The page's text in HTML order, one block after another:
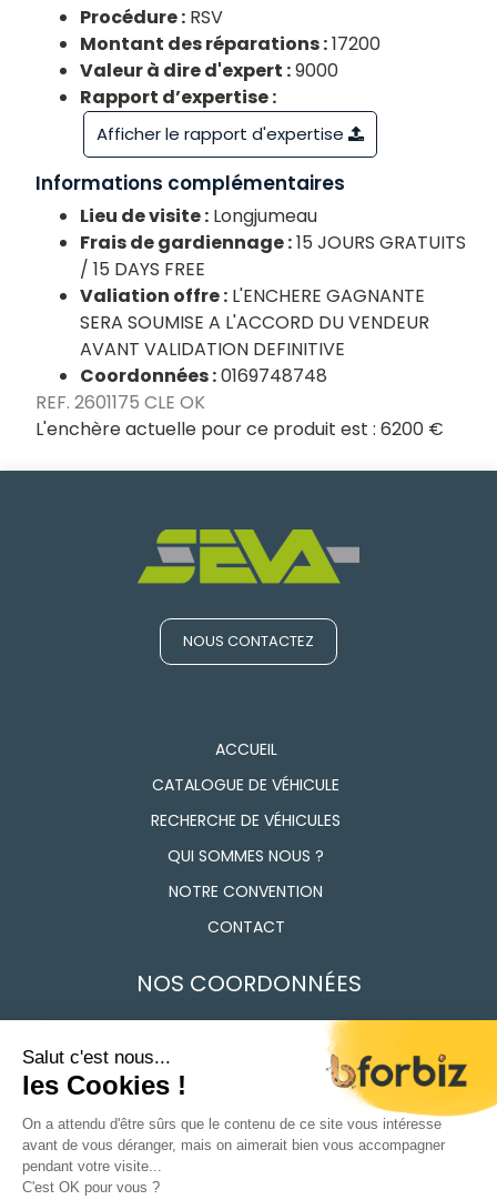
Procédure : RSV
Montant des réparations :17200
Valeur à dire d'expert :9000
Rapport d’expertise :
Afficher le rapport d'expertise
Informations complémentaires
Lieu de visite : Longjumeau
Frais de gardiennage :15 JOURS GRATUITS
/ 15 DAYS FREE
Valiation offre : L'ENCHERE GAGNANTE
SERA SOUMISE A L'ACCORD DU VENDEUR
AVANT VALIDATION DEFINITIVE
Coordonnées :0169748748
REF. 2601175 CLE OK
L'enchère actuelle pour ce produit est :6200 €
NOUS CONTACTEZ
ACCUEIL
CATALOGUE DE VÉHICULE
RECHERCHE DE VÉHICULES
QUI SOMMES NOUS ?
NOTRE CONVENTION
CONTACT
NOS COORDONNÉES
7 Route des Frères Lumière, 91160 Longjumeau
Du Lundi au vendredi 9h - 12h / 14h - 18h